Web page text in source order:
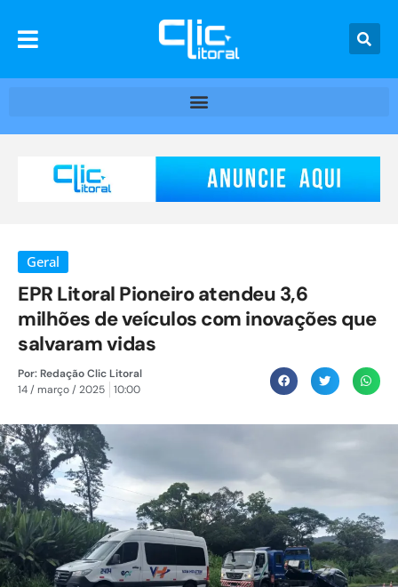
Geral
EPR Litoral Pioneiro atendeu 3,6
milhões de veículos com inovações que
salvaram vidas
Por:Redação Clic Litoral
14 / março / 2025
10:00